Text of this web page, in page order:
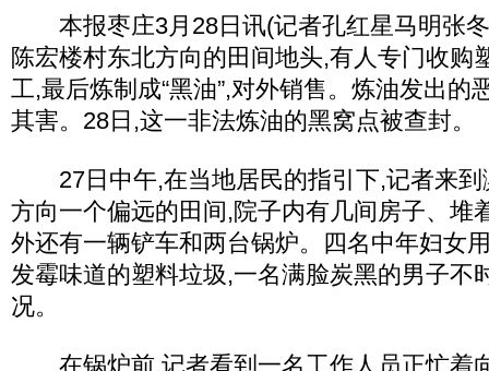
本报枣庄3月28日讯(记者孔红星马明张冬
陈宏楼村东北方向的田间地头,有人专门收购
工,最后炼制成“黑油”,对外销售。炼油发出的
其害。28日,这一非法炼油的黑窝点被查封。
27日中午,在当地居民的指引下,记者来到
方向一个偏远的田间,院子内有几间房子、堆
外还有一辆铲车和两台锅炉。四名中年妇女
发霉味道的塑料垃圾,一名满脸炭黑的男子不
况。
在锅炉前,记者看到一名工作人员正忙着